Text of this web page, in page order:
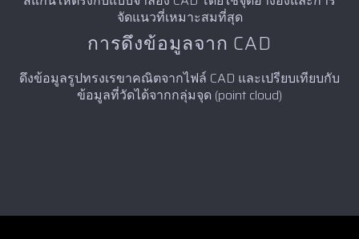
จัดแนวที่เหมาะสมที่สุด
การดึงข้อมูลจาก CAD
ดึงข้อมูลรูปทรงเรขาคณิตจากไฟล์ CAD และเปรียบเทียบกับ
ข้อมูลที่วัดได้จากกลุ่มจุด (point cloud)